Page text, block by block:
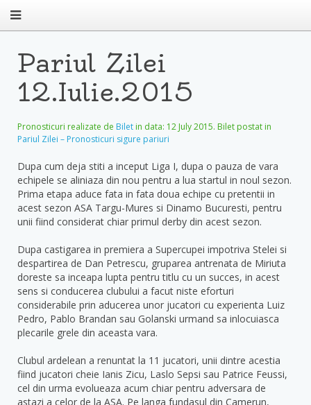
Pariul Zilei
12.Iulie.2015
Pronosticuri realizate de Bilet in data: 12 July 2015. Bilet postat in
Pariul Zilei – Pronosticuri sigure pariuri
Dupa cum deja stiti a inceput Liga I, dupa o pauza de vara
echipele se aliniaza din nou pentru a lua startul in noul sezon.
Prima etapa aduce fata in fata doua echipe cu pretentii in
acest sezon ASA Targu-Mures si Dinamo Bucuresti, pentru
unii fiind considerat chiar primul derby din acest sezon.
Dupa castigarea in premiera a Supercupei impotriva Stelei si
despartirea de Dan Petrescu, gruparea antrenata de Miriuta
doreste sa inceapa lupta pentru titlu cu un succes, in acest
sens si conducerea clubului a facut niste eforturi
considerabile prin aducerea unor jucatori cu experienta Luiz
Pedro, Pablo Brandan sau Golanski urmand sa inlocuiasca
plecarile grele din aceasta vara.
Clubul ardelean a renuntat la 11 jucatori, unii dintre acestia
fiind jucatori cheie Ianis Zicu, Laslo Sepsi sau Patrice Feussi,
cel din urma evolueaza acum chiar pentru adversara de
astazi a celor de la ASA. Pe langa fundasul din Camerun,